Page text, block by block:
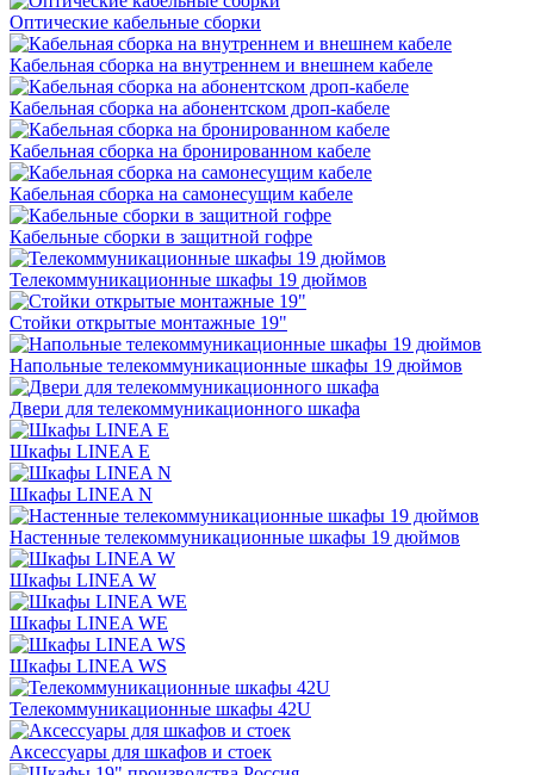
Оптические кабельные сборки
Кабельная сборка на внутреннем и внешнем кабеле
Кабельная сборка на абонентском дроп-кабеле
Кабельная сборка на бронированном кабеле
Кабельная сборка на самонесущим кабеле
Кабельные сборки в защитной гофре
Телекоммуникационные шкафы 19 дюймов
Стойки открытые монтажные 19"
Напольные телекоммуникационные шкафы 19 дюймов
Двери для телекоммуникационного шкафа
Шкафы LINEA E
Шкафы LINEA N
Настенные телекоммуникационные шкафы 19 дюймов
Шкафы LINEA W
Шкафы LINEA WE
Шкафы LINEA WS
Телекоммуникационные шкафы 42U
Аксессуары для шкафов и стоек